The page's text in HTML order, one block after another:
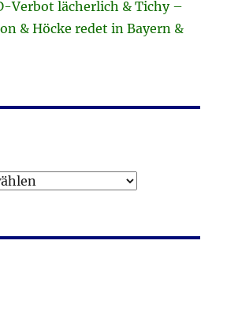
Verbot lächerlich & Tichy –
& Höcke redet in Bayern &